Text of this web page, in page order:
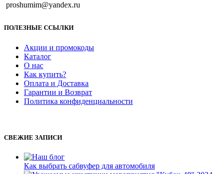
proshumim@yandex.ru
ПОЛЕЗНЫЕ ССЫЛКИ
Акции и промокоды
Каталог
О нас
Как купить?
Оплата и Доставка
Гарантии и Возврат
Политика конфиденциальности
СВЕЖИЕ ЗАПИСИ
Как выбрать сабвуфер для автомобиля